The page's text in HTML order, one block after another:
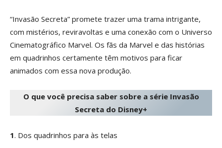
“Invasão Secreta” promete trazer uma trama intrigante,
com mistérios, reviravoltas e uma conexão com o Universo
Cinematográfico Marvel. Os fãs da Marvel e das histórias
em quadrinhos certamente têm motivos para ficar
animados com essa nova produção.
O que você precisa saber sobre a série Invasão
Secreta do Disney+
1. Dos quadrinhos para às telas